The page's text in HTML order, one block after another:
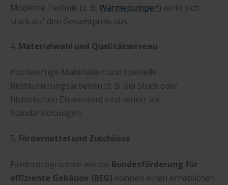
Moderne Technik (z. B. Wärmepumpen) wirkt sich
stark auf den Gesamtpreis aus.
4. Materialwahl und Qualitätsniveau
Hochwertige Materialien und spezielle
Restaurierungsarbeiten (z. B. bei Stuck oder
historischen Elementen) sind teurer als
Standardlösungen.
5. Fördermittel und Zuschüsse
Förderprogramme wie die Bundesförderung für
effiziente Gebäude (BEG) können einen erheblichen